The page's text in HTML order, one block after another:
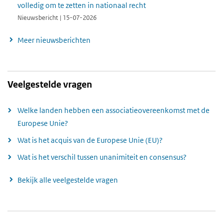
volledig om te zetten in nationaal recht
Nieuwsbericht | 15-07-2026
Meer nieuwsberichten
Veelgestelde vragen
Welke landen hebben een associatieovereenkomst met de
Europese Unie?
Wat is het acquis van de Europese Unie (EU)?
Wat is het verschil tussen unanimiteit en consensus?
Bekijk alle veelgestelde vragen